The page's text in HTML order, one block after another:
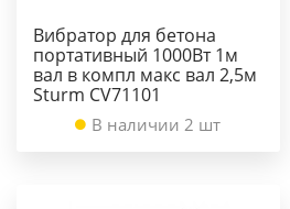
Вибратор для бетона
портативный 1000Вт 1м
вал в компл макс вал 2,5м
Sturm CV71101
В наличии 2 шт